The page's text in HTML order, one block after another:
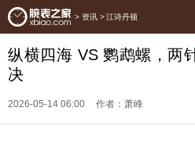
> 资讯 > 江诗丹顿
纵横四海 VS 鹦鹉螺，两
决
2026-05-14 06:00 作者：萧峰